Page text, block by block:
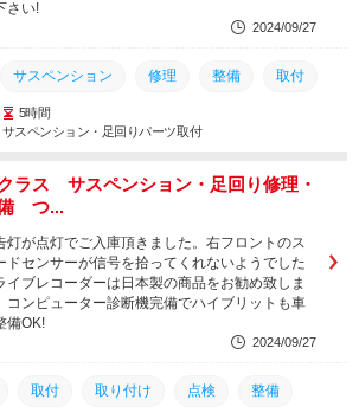
さい!
2024/09/27
サスペンション 修理 整備 取付
5時間
サスペンション・足回りパーツ取付
ラス サスペンション・足回り修理・
つ...
灯が点灯でご入庫頂きました。右フロントのス
ドセンサーが信号を拾ってくれないようでした
イブレコーダーは日本製の商品をお勧め致しま
コンピューター診断機完備でハイブリットも車
備OK!
2024/09/27
取付 取り付け 点検 整備